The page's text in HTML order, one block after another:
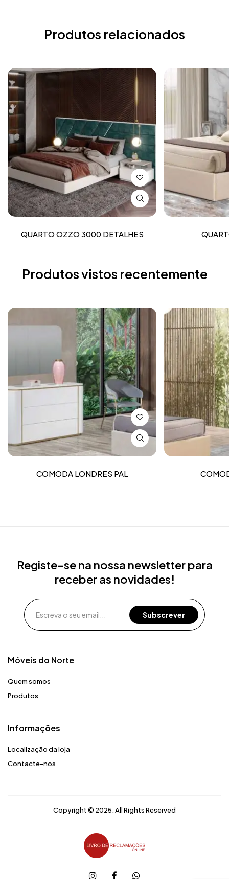
Produtos relacionados
QUARTO OZZO 3000 DETALHES
Produtos vistos recentemente
COMODA LONDRES PAL
Móveis do Norte​
Quem somos
Produtos
Registe-se na nossa newsletter para
receber as novidades!
Informações
Localização da loja
Contacte-nos
Copyright © 2025. All Rights Reserved